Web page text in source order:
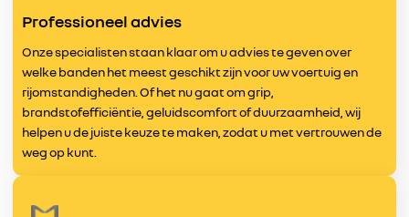
Professioneel advies
Onze specialisten staan klaar om u advies te geven over
welke banden het meest geschikt zijn voor uw voertuig en
rijomstandigheden. Of het nu gaat om grip,
brandstofefficiëntie, geluidscomfort of duurzaamheid, wij
helpen u de juiste keuze te maken, zodat u met vertrouwen de
weg op kunt.